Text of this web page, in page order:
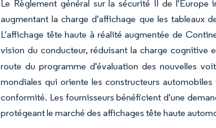
Le Règlement général sur la sécurité II de
augmentant la charge d'affichage que les tableaux
L'affichage tête haute à réalité augmentée de
vision du conducteur, réduisant la charge cognitive
route du programme d'évaluation des nouvelles
mondiales qui oriente les constructeurs
conformité. Les fournisseurs bénéficient d'une
protégeant le marché des affichages tête haute